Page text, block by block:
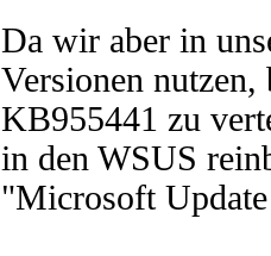
Da wir aber in
Versionen nutzen,
KB955441 zu
in den WSUS
"Microsoft